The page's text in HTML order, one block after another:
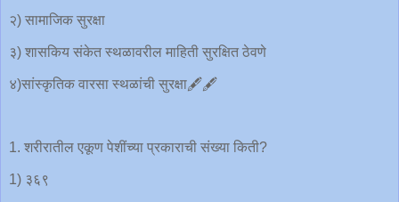
२) सामाजिक सुरक्षा
३) शासकिय संकेत स्थळावरील माहिती सुरक्षित ठेवणे
४)सांस्कृतिक वारसा स्थळांची सुरक्षा🖋️🖋
1. शरीरातील एकूण पेशींच्या प्रकाराची संख्या किती?
1) ३६९